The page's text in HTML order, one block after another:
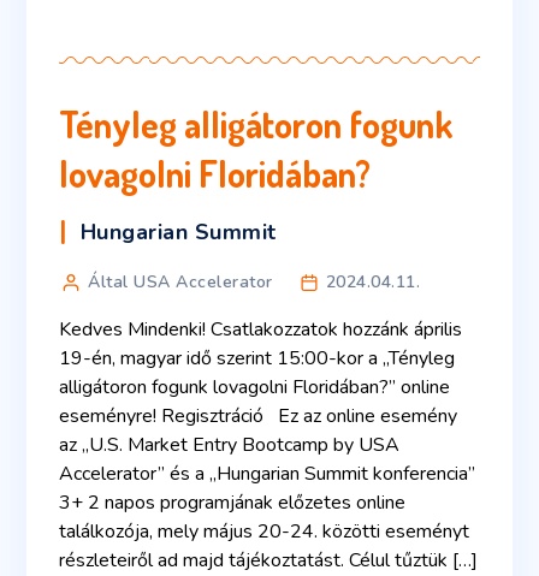
Tényleg alligátoron fogunk
lovagolni Floridában?
Hungarian Summit
Által USA Accelerator 2024.04.11.
Kedves Mindenki! Csatlakozzatok hozzánk április
19-én, magyar idő szerint 15:00-kor a „Tényleg
alligátoron fogunk lovagolni Floridában?” online
eseményre! Regisztráció Ez az online esemény
az „U.S. Market Entry Bootcamp by USA
Accelerator” és a „Hungarian Summit konferencia”
3+ 2 napos programjának előzetes online
találkozója, mely május 20-24. közötti eseményt
részleteiről ad majd tájékoztatást. Célul tűztük […]